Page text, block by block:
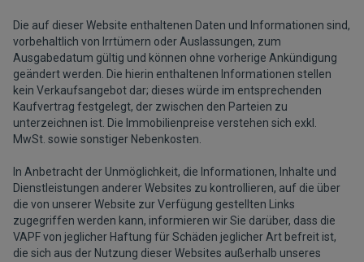
Die auf dieser Website enthaltenen Daten und Informationen sind,
vorbehaltlich von Irrtümern oder Auslassungen, zum
Ausgabedatum gültig und können ohne vorherige Ankündigung
geändert werden. Die hierin enthaltenen Informationen stellen
kein Verkaufsangebot dar; dieses würde im entsprechenden
Kaufvertrag festgelegt, der zwischen den Parteien zu
unterzeichnen ist. Die Immobilienpreise verstehen sich exkl.
MwSt. sowie sonstiger Nebenkosten.
In Anbetracht der Unmöglichkeit, die Informationen, Inhalte und
Dienstleistungen anderer Websites zu kontrollieren, auf die über
die von unserer Website zur Verfügung gestellten Links
zugegriffen werden kann, informieren wir Sie darüber, dass die
VAPF von jeglicher Haftung für Schäden jeglicher Art befreit ist,
die sich aus der Nutzung dieser Websites außerhalb unseres